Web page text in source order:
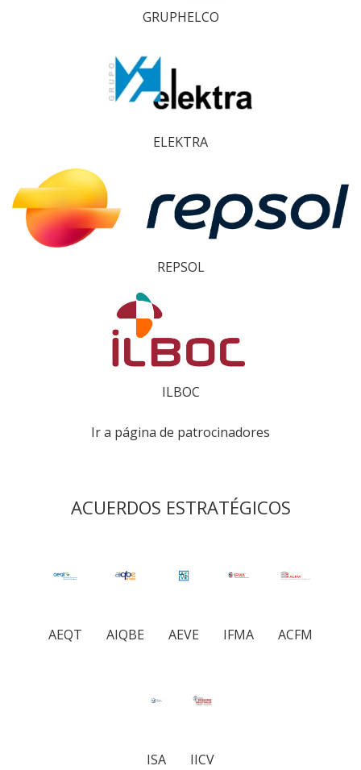
GRUPHELCO
ELEKTRA
REPSOL
ILBOC
Ir a página de patrocinadores
ACUERDOS ESTRATÉGICOS
AEQT AIQBE AEVE IFMA ACFM
ISA IICV